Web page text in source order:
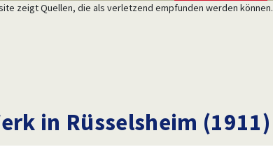
zeigt Quellen, die als verletzend empfunden werden können.
in Rüsselsheim (1911)